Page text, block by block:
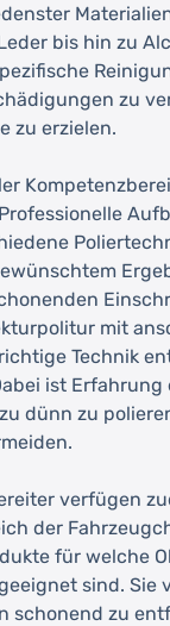
bis hin zu
zu
zu erzielen.
mit
Technik
ist
dünn zu
verfügen
der
für welche
sind. Sie
schonend zu